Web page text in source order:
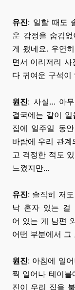
유진: 일할 때도
운 감정을 숨김
게 됐네요. 우연
면서 이리저리 사
다 귀여운 구석이
원진: 사실… 아
결국에는 같이
집에 일주일 동안
바람에 우리 관
고 걱정한 적도
느꼈지만...
유진: 솔직히 저
낙 혼자 있는 걸
어 있는 게 남편
어떤 부분에서 그
원진: 아침에 일
찍 일어나 테이
진이 우리 집을